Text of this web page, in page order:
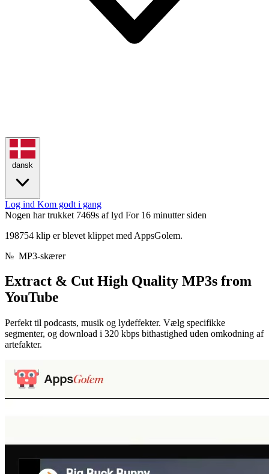
dansk
Log ind Kom godt i gang
Nogen har trukket 7469s af lyd For 16 minutter siden
198754 klip er blevet klippet med AppsGolem.
№ MP3-skærer
Extract & Cut High Quality MP3s from
YouTube
Perfekt til podcasts, musik og lydeffekter. Vælg specifikke
segmenter, og download i 320 kbps bithastighed uden omkodning af
artefakter.